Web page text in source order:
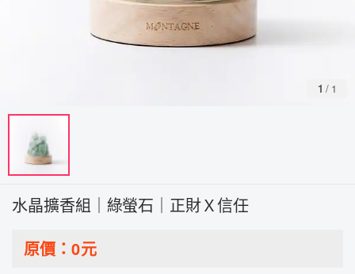
1 / 1
水晶擴香組｜綠螢石｜正財Ｘ信任
原價：0元